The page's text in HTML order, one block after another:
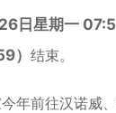
日星期一
） 结束。
年前往汉诺威